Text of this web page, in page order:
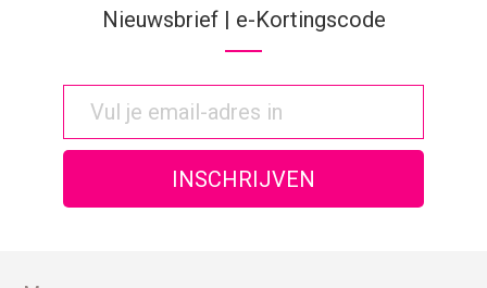
Nieuwsbrief | e-Kortingscode